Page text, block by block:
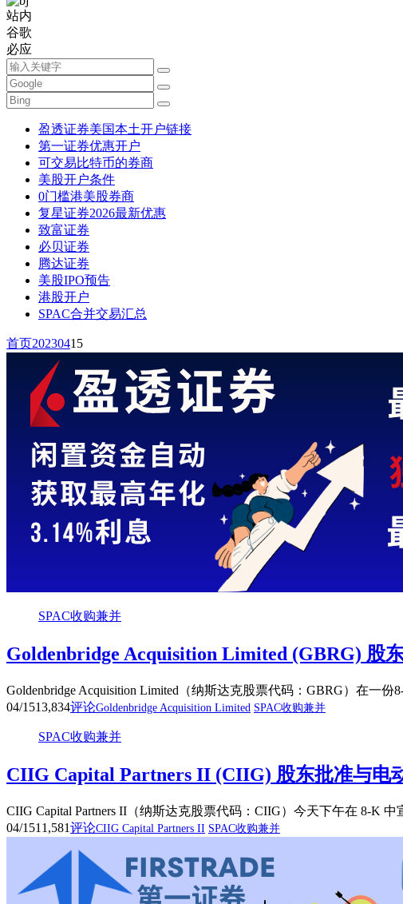
站内
谷歌
必应
盈透证券美国本土开户链接
第一证券优惠开户
可交易比特币的券商
美股开户条件
0门槛港美股券商
复星证券2026最新优惠
致富证券
必贝证券
腾达证券
美股IPO预告
港股开户
SPAC合并交易汇总
首页20230415
SPAC收购兼并
Goldenbridge Acquisition Limited (GBRG) 股
Goldenbridge Acquisition Limited（纳斯达克股票代码：GBRG）在一
04/1513,834评论Goldenbridge Acquisition Limited SPAC收购兼并
SPAC收购兼并
CIIG Capital Partners II (CIIG) 股东批准与电
CIIG Capital Partners II（纳斯达克股票代码：CIIG）今天下午在 8-K
04/1511,581评论CIIG Capital Partners II SPAC收购兼并